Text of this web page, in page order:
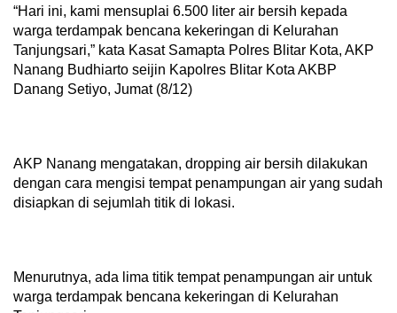
“Hari ini, kami mensuplai 6.500 liter air bersih kepada
warga terdampak bencana kekeringan di Kelurahan
Tanjungsari,” kata Kasat Samapta Polres Blitar Kota, AKP
Nanang Budhiarto seijin Kapolres Blitar Kota AKBP
Danang Setiyo, Jumat (8/12)
AKP Nanang mengatakan, dropping air bersih dilakukan
dengan cara mengisi tempat penampungan air yang sudah
disiapkan di sejumlah titik di lokasi.
Menurutnya, ada lima titik tempat penampungan air untuk
warga terdampak bencana kekeringan di Kelurahan